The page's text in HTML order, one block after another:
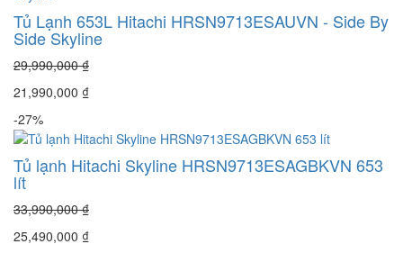
Tủ Lạnh 653L Hitachi HRSN9713ESAUVN - Side By
Side Skyline
29,990,000 ₫
21,990,000 ₫
-27%
Tủ lạnh Hitachi Skyline HRSN9713ESAGBKVN 653
lít
33,990,000 ₫
25,490,000 ₫